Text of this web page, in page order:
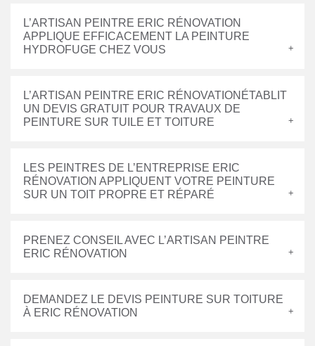
L’ARTISAN PEINTRE ERIC RÉNOVATION
APPLIQUE EFFICACEMENT LA PEINTURE
HYDROFUGE CHEZ VOUS
L’ARTISAN PEINTRE ERIC RÉNOVATIONÉTABLIT
UN DEVIS GRATUIT POUR TRAVAUX DE
PEINTURE SUR TUILE ET TOITURE
LES PEINTRES DE L’ENTREPRISE ERIC
RÉNOVATION APPLIQUENT VOTRE PEINTURE
SUR UN TOIT PROPRE ET RÉPARÉ
PRENEZ CONSEIL AVEC L’ARTISAN PEINTRE
ERIC RÉNOVATION
DEMANDEZ LE DEVIS PEINTURE SUR TOITURE
À ERIC RÉNOVATION